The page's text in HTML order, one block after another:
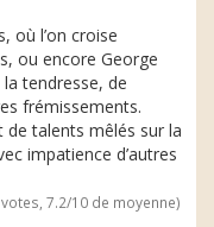
où l’on croise
ou encore George
tendresse, de
frémissements.
talents mêlés sur la
impatience d’autres
7.2/10 de moyenne)